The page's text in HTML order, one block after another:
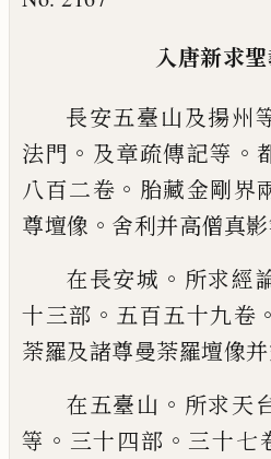
入唐新求
長安五臺山及揚州
法門 。 及章疏傳記等 。
八百二卷 。 胎藏金剛界
尊壇像 。 舍利并高僧真
在長安城 。 所求經
十三部 。 五百五十九卷 。
荼羅及諸尊曼荼羅壇像
在五臺山 。 所求天
等 。 三十四部 。 三十七